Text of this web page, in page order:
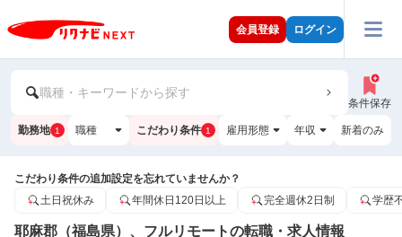
会員登録 ログイン
職種・キーワードから探す
条件保存
勤務地 1 職種 こだわり条件 1 雇用形態 年収 新着のみ
こだわり条件の追加設定を忘れていませんか？
土日祝休み
年間休日120日以上 完全週休2日制 学歴
耶麻郡（福島県）、フルリモートの転職・求人情報